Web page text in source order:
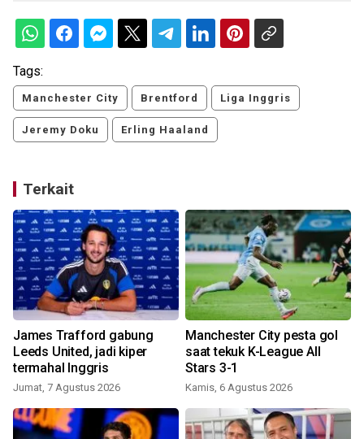
Tags:
Manchester City Brentford Liga Inggris
Jeremy Doku Erling Haaland
Terkait
James Trafford gabung
Leeds United, jadi kiper
termahal Inggris
Jumat, 7 Agustus 2026
Manchester City pesta gol
saat tekuk K-League All
Stars 3-1
Kamis, 6 Agustus 2026